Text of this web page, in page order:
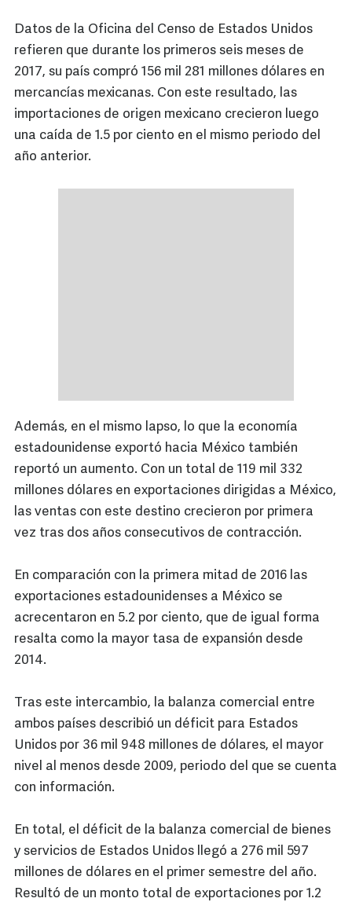
Datos de la Oficina del Censo de Estados Unidos
refieren que durante los primeros seis meses de
2017, su país compró 156 mil 281 millones dólares en
mercancías mexicanas. Con este resultado, las
importaciones de origen mexicano crecieron luego
una caída de 1.5 por ciento en el mismo periodo del
año anterior.
Además, en el mismo lapso, lo que la economía
estadounidense exportó hacia México también
reportó un aumento. Con un total de 119 mil 332
millones dólares en exportaciones dirigidas a México,
las ventas con este destino crecieron por primera
vez tras dos años consecutivos de contracción.
En comparación con la primera mitad de 2016 las
exportaciones estadounidenses a México se
acrecentaron en 5.2 por ciento, que de igual forma
resalta como la mayor tasa de expansión desde
2014.
Tras este intercambio, la balanza comercial entre
ambos países describió un déficit para Estados
Unidos por 36 mil 948 millones de dólares, el mayor
nivel al menos desde 2009, periodo del que se cuenta
con información.
En total, el déficit de la balanza comercial de bienes
y servicios de Estados Unidos llegó a 276 mil 597
millones de dólares en el primer semestre del año.
Resultó de un monto total de exportaciones por 1.2